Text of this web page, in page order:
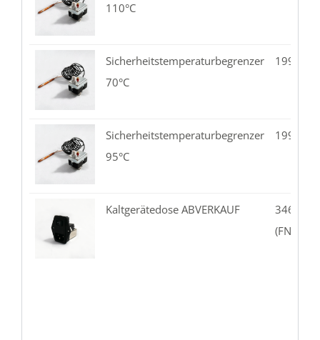
110°C
Sicherheitstemperaturbegrenzer
70°C
199.08-
Sicherheitstemperaturbegrenzer
95°C
199.08-
Kaltgerätedose ABVERKAUF
346.03-